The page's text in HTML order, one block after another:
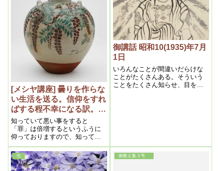
途中で止めようとしても無理
で、落ちるところまで落ちてし
まってから止めたらよい。それ
と同じで行き詰まった時に話を
してやることが効果があるので
すよ。
[メシヤ講座] 曇りを作らな
い生活を送る。信仰をすれ
ばする程不幸になる訳。
2015年10月⑤ (私達の学び
目からウロコの内容より）
知っていて悪い事をすると
「罪」は倍増するというふうに
仰っておりますので、知ってい
てですね、曇りを発生するとい
う事は、実質的には信仰しなが
ら「罪」を作っていっている、
という事になってきます。
御講話 昭和10(1935)年7月
1日
いろんなことが間違いだらけな
ことがたくさんある。そういう
ことをたくさん知らせ、目をさ
光 御教え集３号